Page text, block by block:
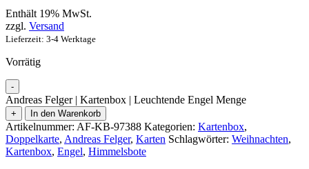
Enthält 19% MwSt.
zzgl. Versand
Lieferzeit: 3-4 Werktage
Vorrätig
-
Andreas Felger | Kartenbox | Leuchtende Engel Menge
+ In den Warenkorb
Artikelnummer: AF-KB-97388 Kategorien: Kartenbox,
Doppelkarte, Andreas Felger, Karten Schlagwörter: Weihnachten,
Kartenbox, Engel, Himmelsbote